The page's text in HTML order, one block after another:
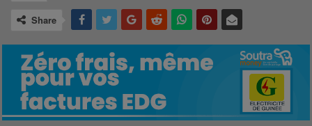
Share